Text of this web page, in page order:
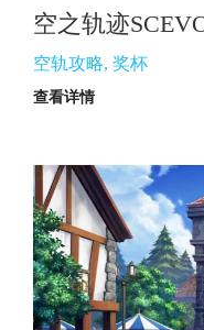
空之轨迹
空轨攻略, 奖杯
查看详情